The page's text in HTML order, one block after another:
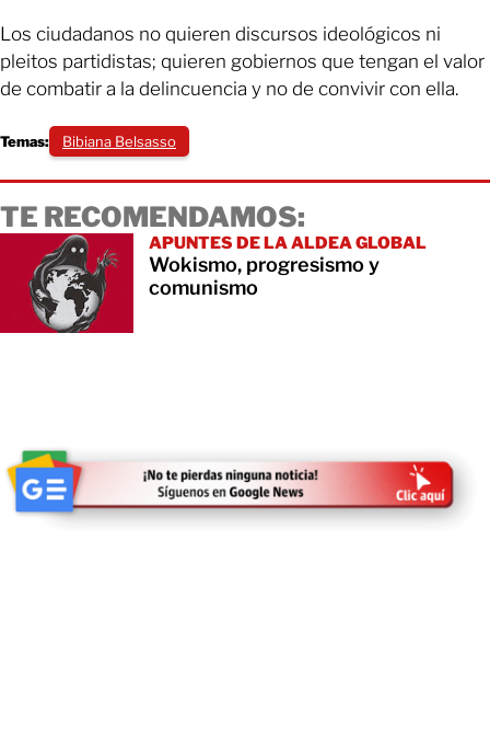
Los ciudadanos no quieren discursos ideológicos ni
pleitos partidistas; quieren gobiernos que tengan el valor
de combatir a la delincuencia y no de convivir con ella.
Temas: Bibiana Belsasso
TE RECOMENDAMOS:
APUNTES DE LA ALDEA GLOBAL
Wokismo, progresismo y
comunismo